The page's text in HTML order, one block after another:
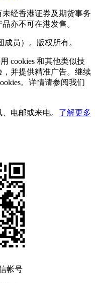
经香港证券及期货事务
亦不可在港发售。
员）。版权所有。
cookies 和其他类似技
并提供精准广告。继续
。详情请参阅我们
电邮或来电。 了解更多
帐号